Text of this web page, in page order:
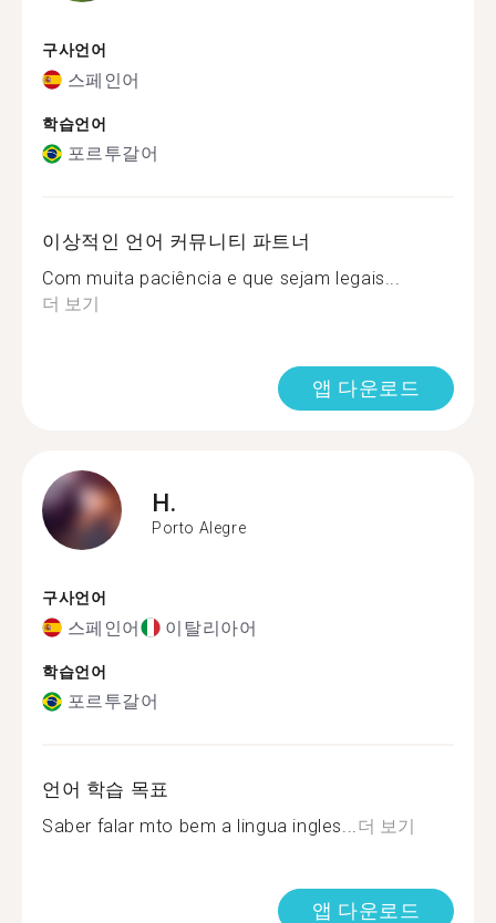
구사언어
스페인어
학습언어
포르투갈어
이상적인 언어 커뮤니티 파트너
Com muita paciência e que sejam legais...
더 보기
앱 다운로드
H.
Porto Alegre
구사언어
스페인어 이탈리아어
학습언어
포르투갈어
언어 학습 목표
Saber falar mto bem a lingua ingles...더 보기
앱 다운로드